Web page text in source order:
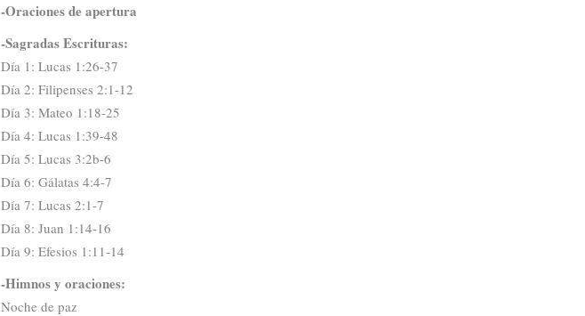
-Oraciones de apertura
-Sagradas Escrituras:
Día 1: Lucas 1:26-37
Día 2: Filipenses 2:1-12
Día 3: Mateo 1:18-25
Día 4: Lucas 1:39-48
Día 5: Lucas 3:2b-6
Día 6: Gálatas 4:4-7
Día 7: Lucas 2:1-7
Día 8: Juan 1:14-16
Día 9: Efesios 1:11-14
-Himnos y oraciones:
Noche de paz